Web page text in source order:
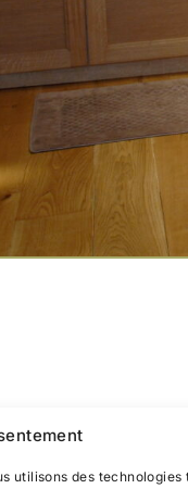
utilisons des technologies
Société